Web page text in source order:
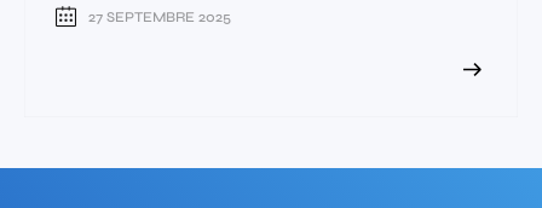
27 SEPTEMBRE 2025